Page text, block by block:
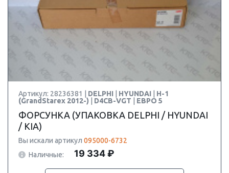
Артикул: 28236381 | DELPHI HYUNDAI
H-1
(GrandStarex 2012-)
D4CB-VGT ЕВРО 5
ФОРСУНКА (УПАКОВКА DELPHI / HYUNDAI
/ KIA)
Вы искали артикул 095000-6732
Наличные:
19 334 ₽